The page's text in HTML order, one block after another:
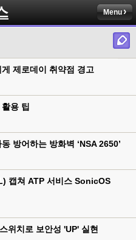
Menu
제로데이 취약점 경고
용 팁
방어하는 방화벽 ‘NSA 2650’
캡쳐 ATP 서비스 SonicOS
위치로 보안성 'UP' 실현